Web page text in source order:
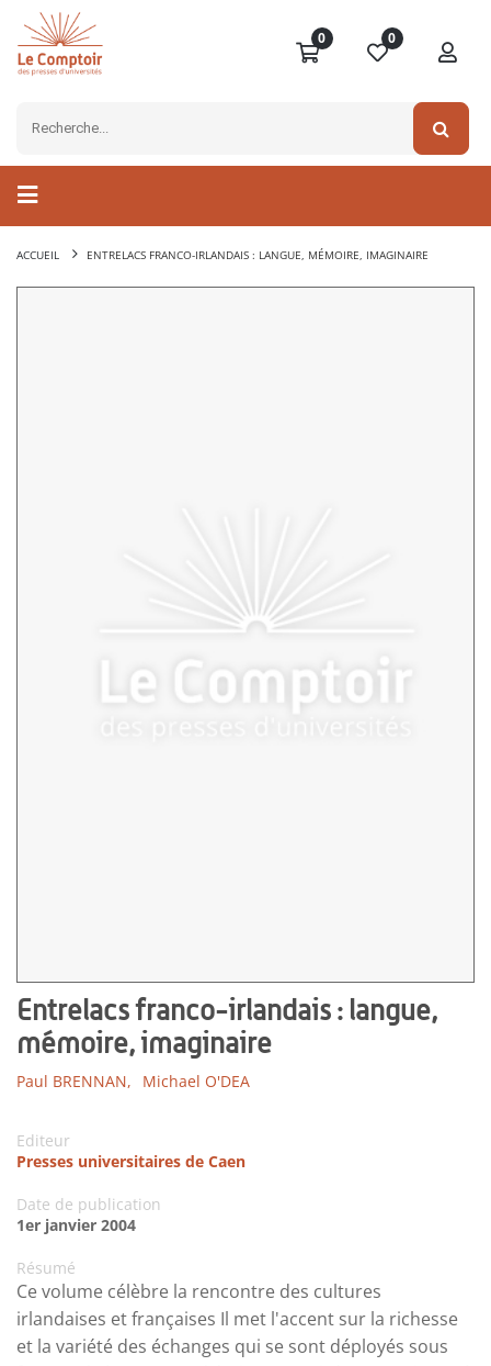
0 0
ACCUEIL ENTRELACS FRANCO-IRLANDAIS : LANGUE, MÉMOIRE, IMAGINAIRE
Entrelacs franco-irlandais : langue,
mémoire, imaginaire
Paul BRENNAN, Michael O'DEA
Editeur
Presses universitaires de Caen
Date de publication
1er janvier 2004
Résumé
Ce volume célèbre la rencontre des cultures
irlandaises et françaises Il met l'accent sur la richesse
et la variété des échanges qui se sont déployés sous